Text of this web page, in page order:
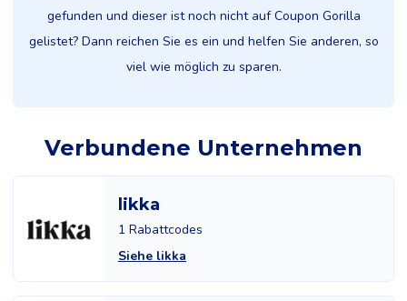
gefunden und dieser ist noch nicht auf Coupon Gorilla
gelistet? Dann reichen Sie es ein und helfen Sie anderen, so
viel wie möglich zu sparen.
Verbundene Unternehmen
likka
1 Rabattcodes
Siehe likka